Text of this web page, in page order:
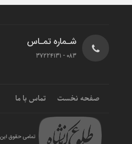
شـماره تمـاس
083 - 37224131
صفحه نخست تماس با ما
تمامی حقوق